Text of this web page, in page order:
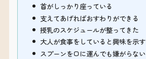
首がしっかり座っている
支えてあげればおすわりができる
授乳のスケジュールが整ってきた
大人が食事をしていると興味を示す
スプーンを口に運んでも嫌がらない